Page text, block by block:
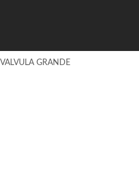
VALVULA GRANDE